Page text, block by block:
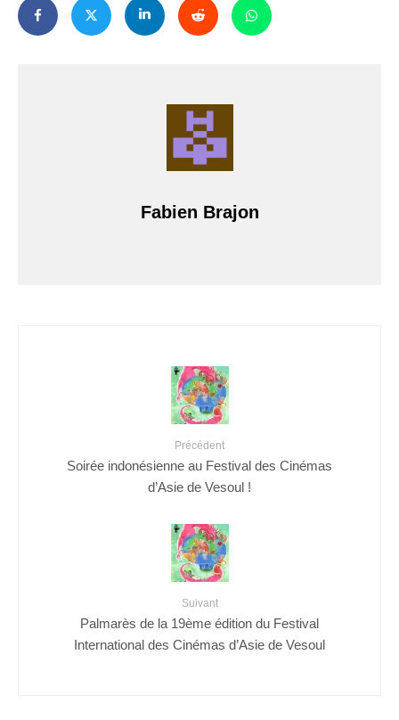
Fabien Brajon
Précédent
Soirée indonésienne au Festival des Cinémas
d’Asie de Vesoul !
Suivant
Palmarès de la 19ème édition du Festival
International des Cinémas d’Asie de Vesoul